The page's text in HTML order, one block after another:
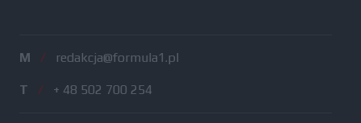
M / redakcja@formula1.pl
T / + 48 502 700 254